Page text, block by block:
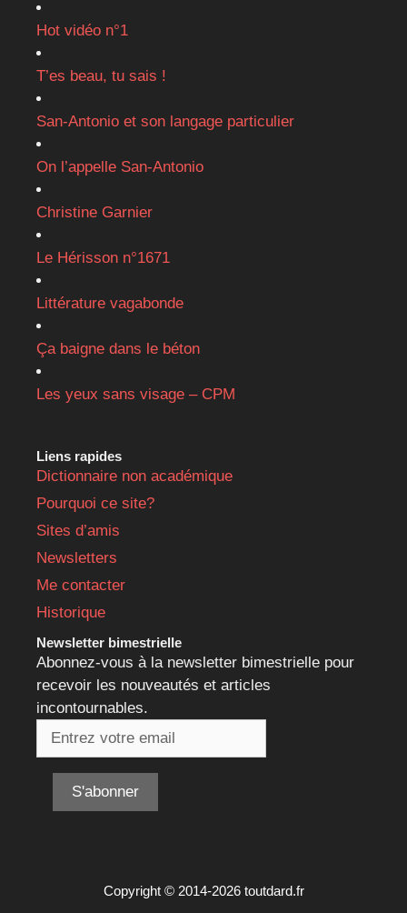
Hot vidéo n°1
T’es beau, tu sais !
San-Antonio et son langage particulier
On l’appelle San-Antonio
Christine Garnier
Le Hérisson n°1671
Littérature vagabonde
Ça baigne dans le béton
Les yeux sans visage – CPM
Liens rapides
Dictionnaire non académique
Pourquoi ce site?
Sites d’amis
Newsletters
Me contacter
Historique
Newsletter bimestrielle
Abonnez-vous à la newsletter bimestrielle pour
recevoir les nouveautés et articles
incontournables.
Copyright © 2014-2026 toutdard.fr